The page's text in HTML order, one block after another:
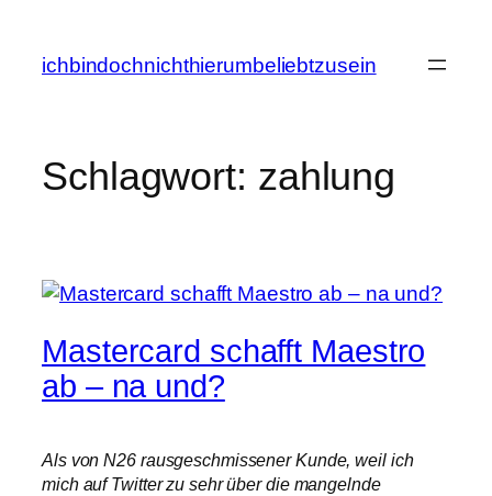
springen
ichbindochnichthierumbeliebtzusein
Schlagwort: zahlung
Mastercard schafft Maestro
ab – na und?
Als von N26 rausgeschmissener Kunde, weil ich
mich auf Twitter zu sehr über die mangelnde